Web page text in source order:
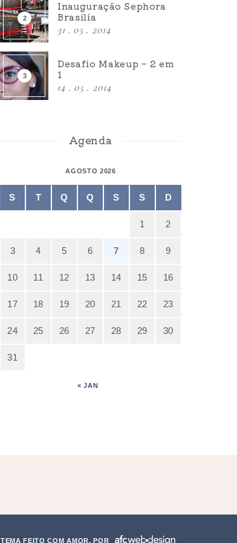
Inauguração Sephora
Brasília
31 . 05 . 2014
Desafio Makeup – 2 em
1
14 . 05 . 2014
Agenda
AGOSTO 2026
S T Q Q S S D
1 2
3 4 5 6 7 8 9
10 11 12 13 14 15 16
17 18 19 20 21 22 23
24 25 26 27 28 29 30
31
« JAN
TEMA FEITO COM AMOR, POR